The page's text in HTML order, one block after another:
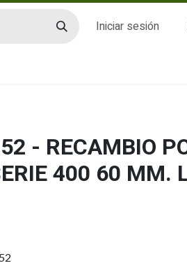
Iniciar sesión
- RECAMBIO
400 60 MM.